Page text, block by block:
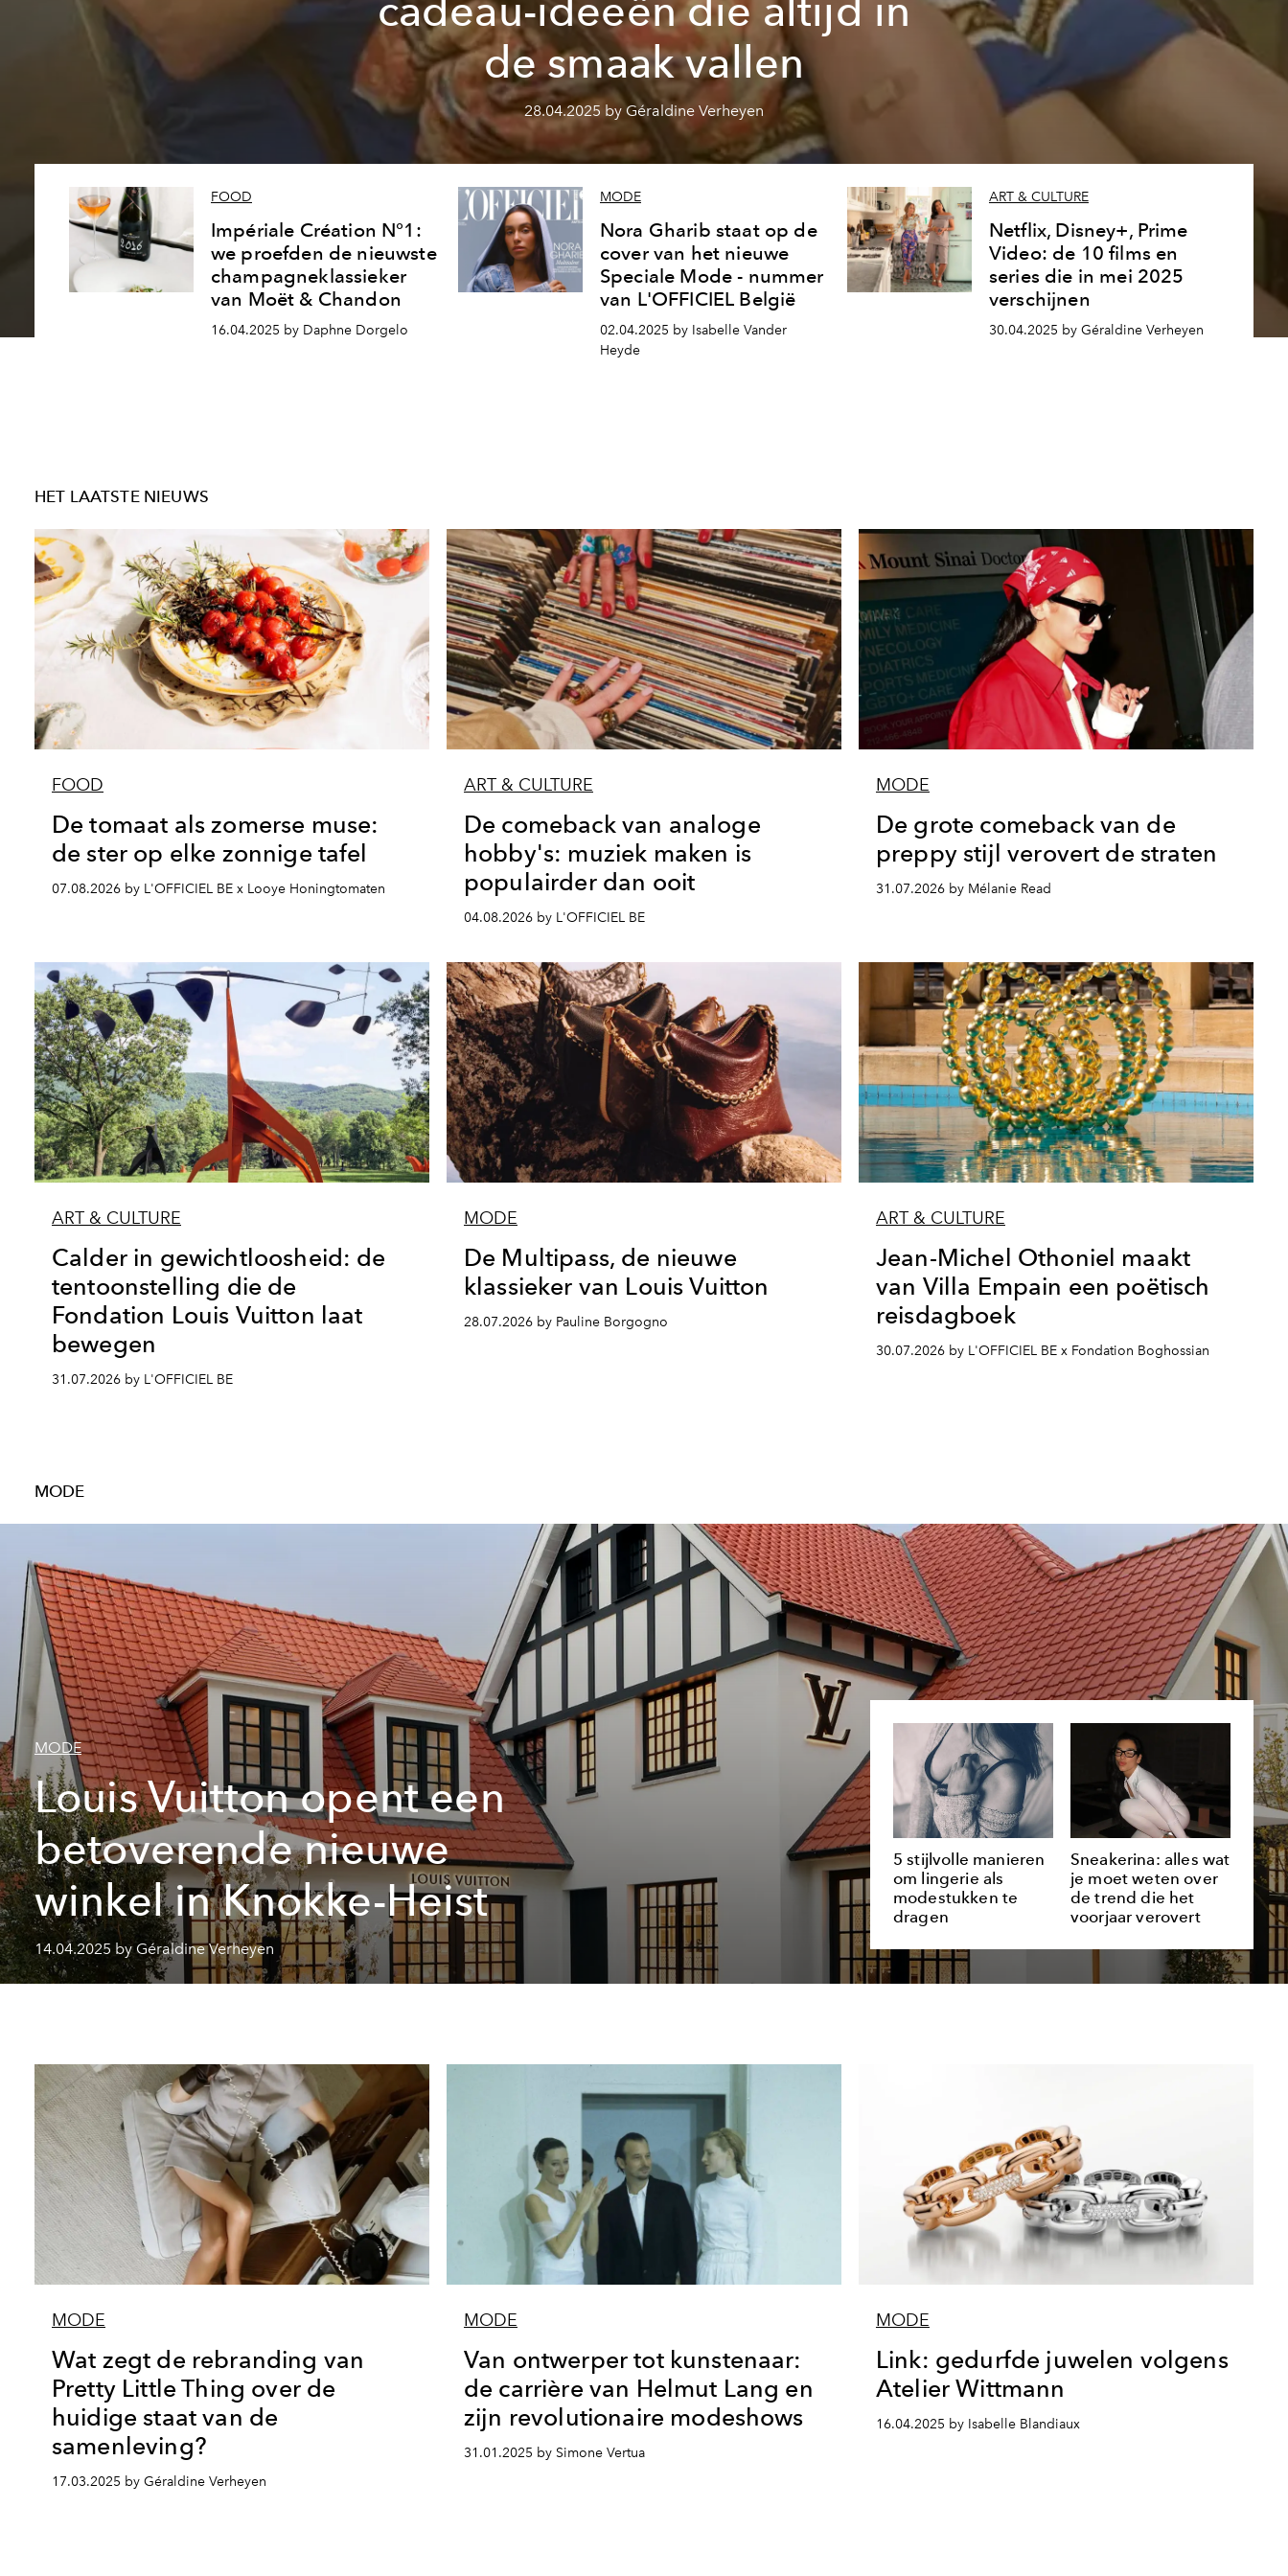
cadeau-ideeën die altijd in
de smaak vallen
28.04.2025 by Géraldine Verheyen
FOOD
Impériale Création N°1:
we proefden de nieuwste
champagneklassieker
van Moët & Chandon
16.04.2025 by Daphne Dorgelo
MODE
Nora Gharib staat op de
cover van het nieuwe
Speciale Mode - nummer
van L'OFFICIEL België
02.04.2025 by Isabelle Vander
Heyde
ART & CULTURE
Netflix, Disney+, Prime
Video: de 10 films en
series die in mei 2025
verschijnen
30.04.2025 by Géraldine Verheyen
HET LAATSTE NIEUWS
FOOD
De tomaat als zomerse muse:
de ster op elke zonnige tafel
07.08.2026 by L'OFFICIEL BE x Looye Honingtomaten
ART & CULTURE
De comeback van analoge
hobby's: muziek maken is
populairder dan ooit
04.08.2026 by L'OFFICIEL BE
MODE
De grote comeback van de
preppy stijl verovert de straten
31.07.2026 by Mélanie Read
ART & CULTURE
Calder in gewichtloosheid: de
tentoonstelling die de
Fondation Louis Vuitton laat
bewegen
31.07.2026 by L'OFFICIEL BE
MODE
De Multipass, de nieuwe
klassieker van Louis Vuitton
28.07.2026 by Pauline Borgogno
ART & CULTURE
Jean-Michel Othoniel maakt
van Villa Empain een poëtisch
reisdagboek
30.07.2026 by L'OFFICIEL BE x Fondation Boghossian
MODE
MODE
Louis Vuitton opent een
betoverende nieuwe
winkel in Knokke-Heist
14.04.2025 by Géraldine Verheyen
5 stijlvolle manieren
om lingerie als
modestukken te
dragen
Sneakerina: alles wat
je moet weten over
de trend die het
voorjaar verovert
MODE
Wat zegt de rebranding van
Pretty Little Thing over de
huidige staat van de
samenleving?
17.03.2025 by Géraldine Verheyen
MODE
Van ontwerper tot kunstenaar:
de carrière van Helmut Lang en
zijn revolutionaire modeshows
31.01.2025 by Simone Vertua
MODE
Link: gedurfde juwelen volgens
Atelier Wittmann
16.04.2025 by Isabelle Blandiaux